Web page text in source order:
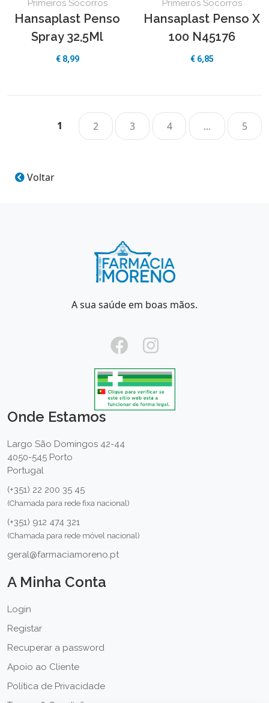
Primeiros Socorros
Hansaplast Penso
Spray 32,5Ml
€ 8,99
Primeiros Socorros
Hansaplast Penso X
100 N45176
€ 6,85
1 2 3 4 ... 5
Voltar
A sua saúde em boas mãos.
Onde Estamos
Largo São Domingos 42-44
4050-545 Porto
Portugal
(+351) 22 200 35 45
(Chamada para rede fixa nacional)
(+351) 912 474 321
(Chamada para rede móvel nacional)
geral@farmaciamoreno.pt
A Minha Conta
Login
Registar
Recuperar a password
Apoio ao Cliente
Política de Privacidade